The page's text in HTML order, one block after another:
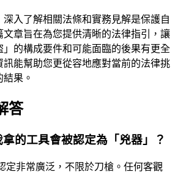
入了解相關法條和實務見解是保護自
文章旨在為您提供清晰的法律指引，讓
的構成要件和可能面臨的後果有更全
訊能幫助您更從容地應對當前的法律挑
果。
答
的工具會被認定為「兇器」？
定非常廣泛，不限於刀槍。任何客觀